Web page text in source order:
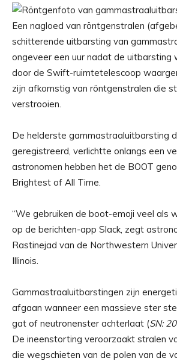
Een nagloed van röntgenstralen
schitterende uitbarsting van
ongeveer een uur nadat de
door de Swift-ruimtetelescoop
zijn afkomstig van röntgenstralen die
verstrooien.
De helderste gammastraaluitbarsting
geregistreerd, verlichtte onlangs een
astronomen hebben het de BOOT
Brightest of All Time.
“We gebruiken de boot-emoji veel als
op de berichten-app Slack, zegt
Rastinejad van de Northwestern
Illinois.
Gammastraaluitbarstingen zijn
afgaan wanneer een massieve ster
gat of neutronenster achterlaat (SN:
De ineenstorting veroorzaakt stralen
die wegschieten van de polen van de